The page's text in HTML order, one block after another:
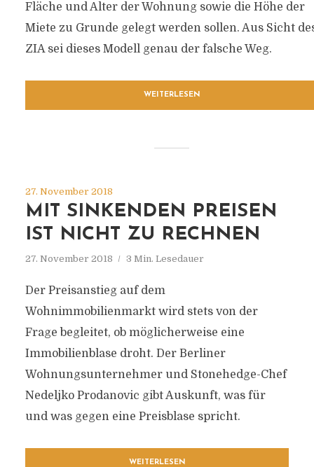
Fläche und Alter der Wohnung sowie die Höhe der
Miete zu Grunde gelegt werden sollen. Aus Sicht
ZIA sei dieses Modell genau der falsche Weg.
WEITERLESEN
27. November 2018
MIT SINKENDEN PREISEN
IST NICHT ZU RECHNEN
27. November 2018 3 Min. Lesedauer
Der Preisanstieg auf dem
Wohnimmobilienmarkt wird stets von der
Frage begleitet, ob möglicherweise eine
Immobilienblase droht. Der Berliner
Wohnungsunternehmer und Stonehedge-Chef
Nedeljko Prodanovic gibt Auskunft, was für
und was gegen eine Preisblase spricht.
WEITERLESEN